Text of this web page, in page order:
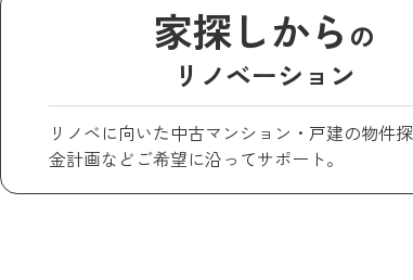
家探しから の
リノベーション
リノベに向いた中古マンション・戸建の物件
金計画などご希望に沿ってサポート。